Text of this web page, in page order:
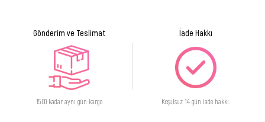
Gönderim ve Teslimat
15:00 kadar aynı gün kargo
İade Hakkı
Koşulsuz 14 gün iade hakkı.